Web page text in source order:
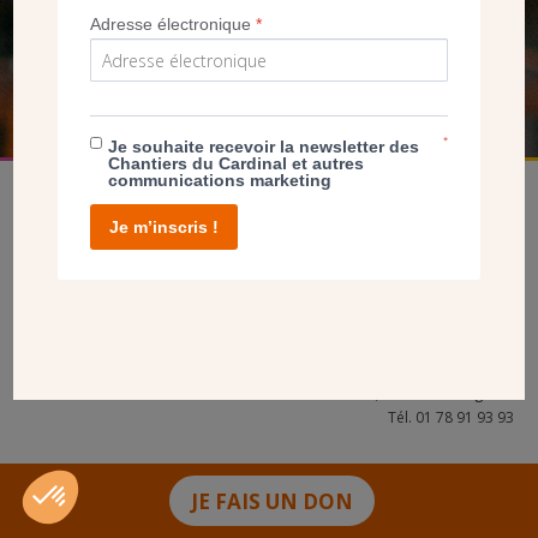
JE FAIS UN DON
FAIRE UN DON
Tél. 01 78 91 93 93
Adresse électronique*
Je souhaite recevoir la newsletter des
Chantiers du Cardinal et autres
communications marketing
*
Je m’inscris !